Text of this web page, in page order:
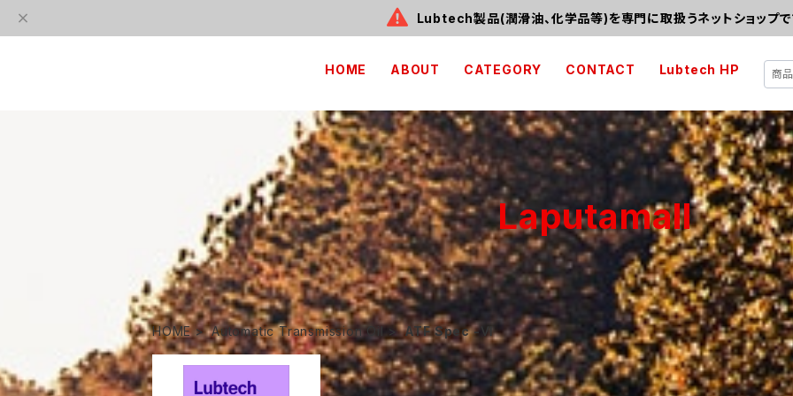
Lubtech製品(潤滑油、化学品等)を専門に取扱うネットショップ
HOME ABOUT CATEGORY CONTACT Lubtech HP
Laputamall
HOME Automatic Transmission Oil ATF Spec -Ⅵ